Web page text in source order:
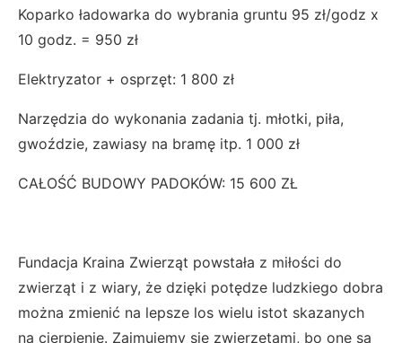
Koparko ładowarka do wybrania gruntu 95 zł/godz x
10 godz. = 950 zł
Elektryzator + osprzęt: 1 800 zł
Narzędzia do wykonania zadania tj. młotki, piła,
gwoździe, zawiasy na bramę itp. 1 000 zł
CAŁOŚĆ BUDOWY PADOKÓW: 15 600 ZŁ
Fundacja Kraina Zwierząt powstała z miłości do
zwierząt i z wiary, że dzięki potędze ludzkiego dobra
można zmienić na lepsze los wielu istot skazanych
na cierpienie. Zajmujemy się zwierzętami, bo one są